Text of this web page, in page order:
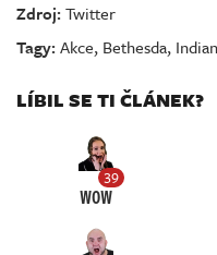
Zdroj:Twitter
Tagy:Akce, Bethesda,
LÍBIL SE TI ČLÁNEK?
39
WOW